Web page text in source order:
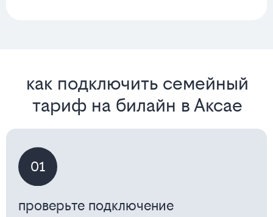
как подключить семейный
тариф на билайн в Аксае
01
проверьте подключение